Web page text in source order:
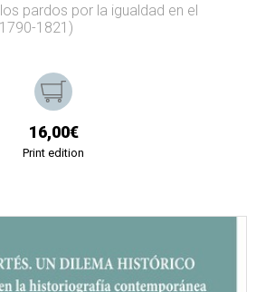
pardos por la igualdad en el
1821)
16,00€
Print edition